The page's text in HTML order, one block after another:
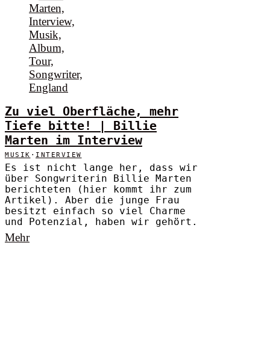
Zu viel Oberfläche, mehr
Tiefe bitte! | Billie
Marten im Interview
MUSIK · INTERVIEW
Es ist nicht lange her, dass wir
über Songwriterin Billie Marten
berichteten (hier kommt ihr zum
Artikel). Aber die junge Frau
besitzt einfach so viel Charme
und Potenzial, haben wir gehört.
Mehr